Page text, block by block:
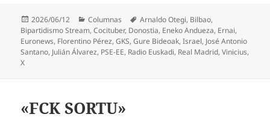
Publicado
el
2026/06/12 Categorías
Columnas Etiquetas
Arnaldo Otegi, Bilbao,
Bipartidismo Stream,Cocituber, Donostia, Eneko Andueza, Ernai,
Euronews, Florentino Pérez,GKS,Gure Bideoak,Israel, José Antonio
Santano, Julián Álvarez, PSE-EE, Radio Euskadi, Real Madrid,Vinicius,
X
«FCK SORTU»